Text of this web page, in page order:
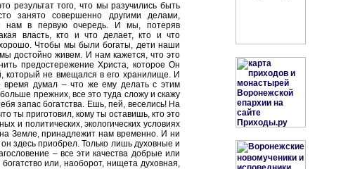
результат того, что мы разучились быть
занято совершенно другими делами,
нам в первую очередь. И мы, потеряв
власть, кто и что делает, кто и что
Чтобы мы были богаты, дети наши
достойно живем. И нам кажется, что это
предостережение Христа, которое Он
который не вмещался в его хранилище. И
время думал – что же ему делать с этим
прежних, все это туда сложу и скажу
запас богатства. Ешь, пей, веселись! На
ты приготовил, кому ты оставишь, кто это
и политических, экологических условиях
Земле, принадлежит нам временно. И ни
здесь приобрел. Только лишь духовные и
– все эти качества добрые или
или, наоборот, нищета духовная,